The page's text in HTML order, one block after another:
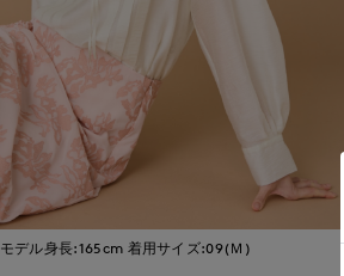
モデル身長:165cm 着用サイズ:09(Ｍ)